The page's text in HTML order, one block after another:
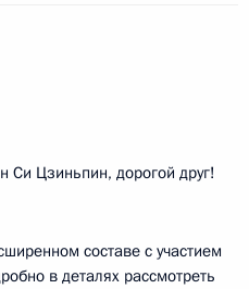
Си Цзиньпин, дорогой друг!
составе с участием
в деталях рассмотреть